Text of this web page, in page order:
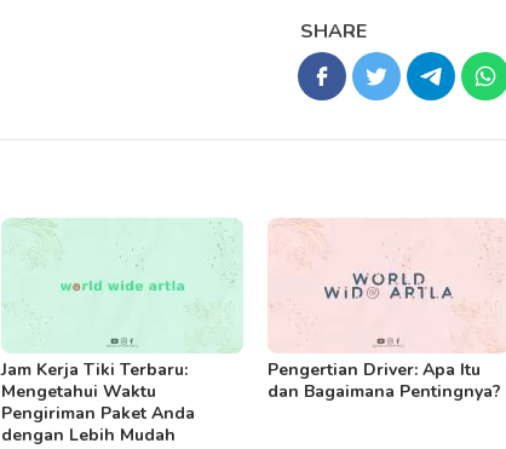
SHARE
Jam Kerja Tiki Terbaru:
Mengetahui Waktu
Pengiriman Paket Anda
dengan Lebih Mudah
Pengertian Driver: Apa Itu
dan Bagaimana Pentingnya?